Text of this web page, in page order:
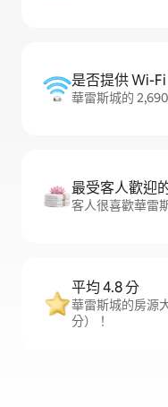
是否提供 Wi-Fi
華雷斯城的
最受客人歡迎
客人很喜歡華雷
平均 4.8 分
華雷斯城的房源
分）！